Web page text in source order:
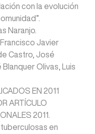
con la evolución
Naranjo.
Javier
Castro, José
Olivas, Luis
EN 2011
ARTÍCULO
2011.
en